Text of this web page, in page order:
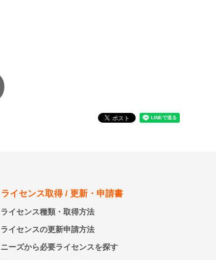
ライセンス取得 / 更新・申請書
ライセンス種類・取得方法
ライセンスの更新申請方法
ニーズから必要ライセンスを探す